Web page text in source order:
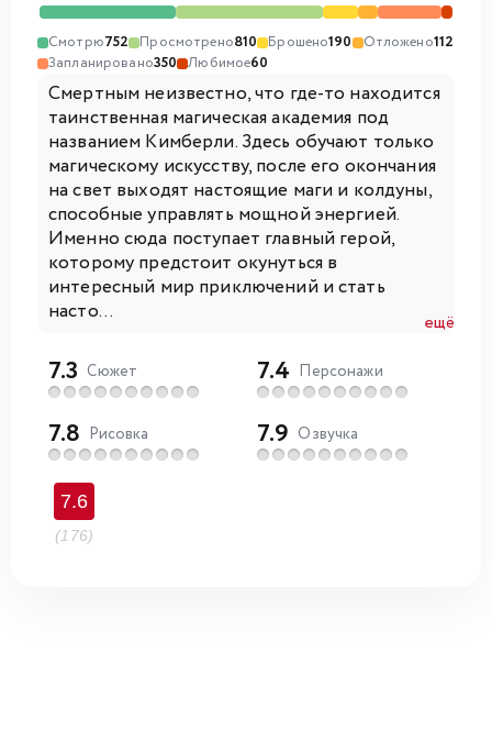
Смотрю752 Просмотрено810 Брошено190 Отложено112
Запланировано350 Любимое60
Смертным неизвестно, что где-то находится
таинственная магическая академия под
названием Кимберли. Здесь обучают только
магическому искусству, после его окончания
на свет выходят настоящие маги и колдуны,
способные управлять мощной энергией.
Именно сюда поступает главный герой,
которому предстоит окунуться в
интересный мир приключений и стать
насто...
ещё
7.3 Сюжет 7.4 Персонажи
7.8 Рисовка 7.9 Озвучка
7.6
(176)